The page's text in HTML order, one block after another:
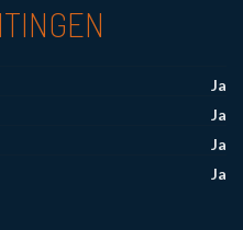
Ja
Ja
Ja
Ja